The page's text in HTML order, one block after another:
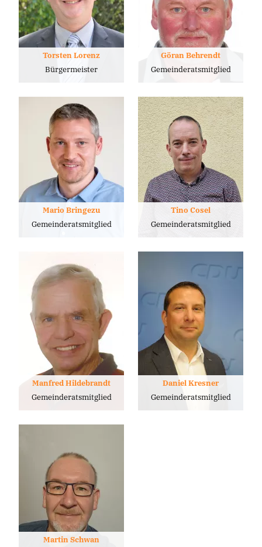
Torsten Lorenz
Bürgermeister
Göran Behrendt
Gemeinderatsmitglied
Mario Bringezu
Gemeinderatsmitglied
Tino Cosel
Gemeinderatsmitglied
Manfred Hildebrandt
Gemeinderatsmitglied
Daniel Kresner
Gemeinderatsmitglied
Martin Schwan